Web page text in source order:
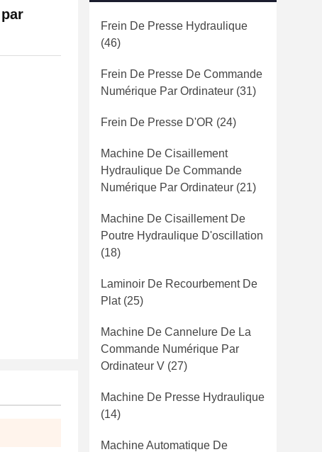
Frein De Presse Hydraulique
(46)
Frein De Presse De Commande
Numérique Par Ordinateur (31)
Frein De Presse D'OR (24)
Machine De Cisaillement
Hydraulique De Commande
Numérique Par Ordinateur (21)
Machine De Cisaillement De
Poutre Hydraulique D'oscillation
(18)
Laminoir De Recourbement De
Plat(25)
Machine De Cannelure De La
Commande Numérique Par
Ordinateur V (27)
Machine De Presse Hydraulique
(14)
Machine Automatique De